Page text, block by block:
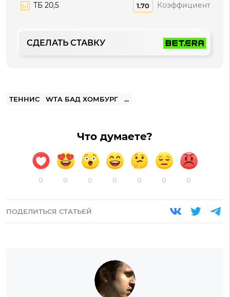
ТБ 20,5 1.70 Коэффициент
СДЕЛАТЬ СТАВКУ
ТЕННИС WTA БАД ХОМБУРГ ...
Что думаете?
0 0 0 0 0 0 0
ПОДЕЛИТЬСЯ СТАТЬЕЙ